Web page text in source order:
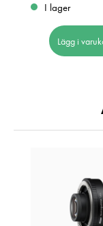
I lager
Lägg i